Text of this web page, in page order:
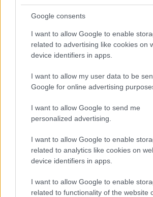
Google consents
I want to allow Google to enable
related to advertising like cookies on
device identifiers in apps.
I want to allow my user data to be
Google for online advertising
I want to allow Google to send me
personalized advertising.
I want to allow Google to enable
related to analytics like cookies on
device identifiers in apps.
I want to allow Google to enable
related to functionality of the website
Numero di telefono
*